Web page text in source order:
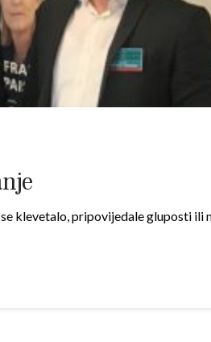
klevetalo, pripovijedale gluposti ili